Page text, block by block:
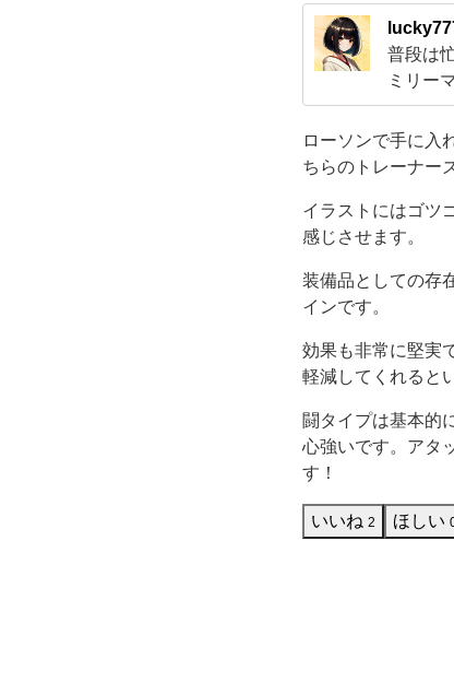
し
て、
思
わ
ぬ
実
用
性
に
ワ
ク
普段は
ミリー
レブン
で、フ
ローソンで手に入
ちらのトレーナー
イラストにはゴツ
感じさせます。
装備品としての存
インです。
効果も非常に堅実
軽減してくれると
闘タイプは基本的
心強いです。アタ
す！
いいね 2 ほしい